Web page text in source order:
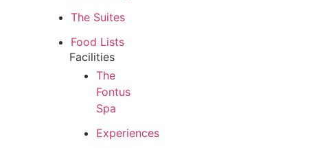
The Suites
Food Lists
Facilities
The
Fontus
Spa
Experiences